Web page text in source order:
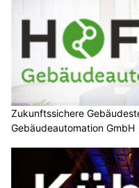
Zukunftssichere
Gebäudeautomation GmbH